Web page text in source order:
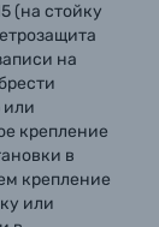
(на стойку
на
или
крепление
в
крепление
или